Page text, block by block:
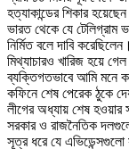
হত্যাকান্ডের শিকার
ভারত থেকে যে টেলিগ্রাম
নির্মিত বলে দাবি
মিথ্যাচারও খারিজ হয়ে
ব্যক্তিগতভাবে আমি মনে
কফিনে শেষ পেরেক ঠুকে
লীগের অধ্যায় শেষ হওয়ার
সরকার ও রাজনৈতিক
সূত্র ধরে যে